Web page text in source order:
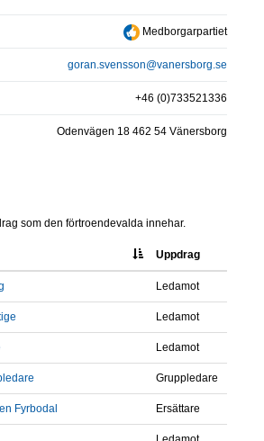
Medborgarpartiet
goran.svensson@vanersborg.se
+46 (0)733521336
Odenvägen 18 462 54 Vänersborg
som den förtroendevalda innehar.
Uppdrag
Ledamot
Ledamot
Ledamot
Gruppledare
Fyrbodal Ersättare